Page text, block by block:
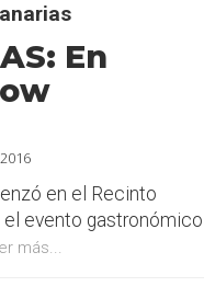
En
en el Recinto
el evento gastronómico
más...